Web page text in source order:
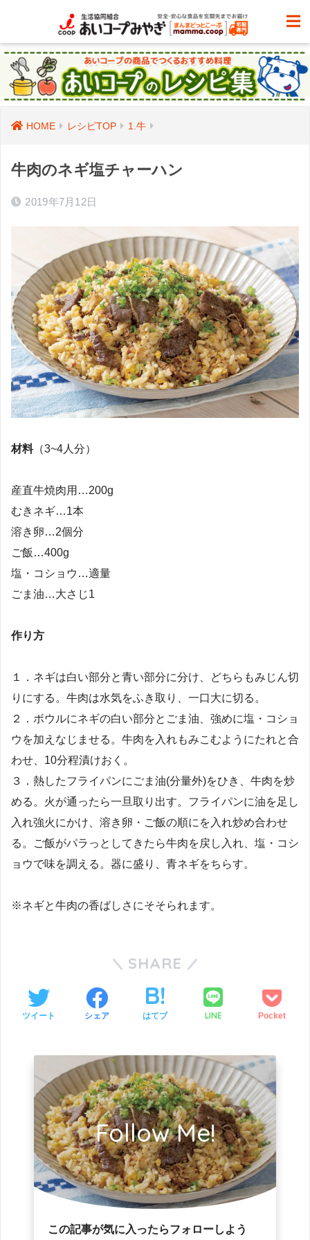
HOME レシピTOP 1.牛
牛肉のネギ塩チャーハン
2019年7月12日
材料（3~4人分）
産直牛焼肉用…200g
むきネギ…1本
溶き卵…2個分
ご飯…400g
塩・コショウ…適量
ごま油…大さじ1
作り方
１．ネギは白い部分と青い部分に分け、どちらもみじん切
りにする。牛肉は水気をふき取り、一口大に切る。
２．ボウルにネギの白い部分とごま油、強めに塩・コショ
ウを加えなじませる。牛肉を入れもみこむようにたれと合
わせ、10分程漬けおく。
３．熱したフライパンにごま油(分量外)をひき、牛肉を炒
める。火が通ったら一旦取り出す。フライパンに油を足し
入れ強火にかけ、溶き卵・ご飯の順にを入れ炒め合わせ
る。ご飯がパラっとしてきたら牛肉を戻し入れ、塩・コシ
ョウで味を調える。器に盛り、青ネギをちらす。
※ネギと牛肉の香ばしさにそそられます。
SHARE
ツイート シェア はてブ LINE Pocket
Follow Me!
この記事が気に入ったらフォローしよう